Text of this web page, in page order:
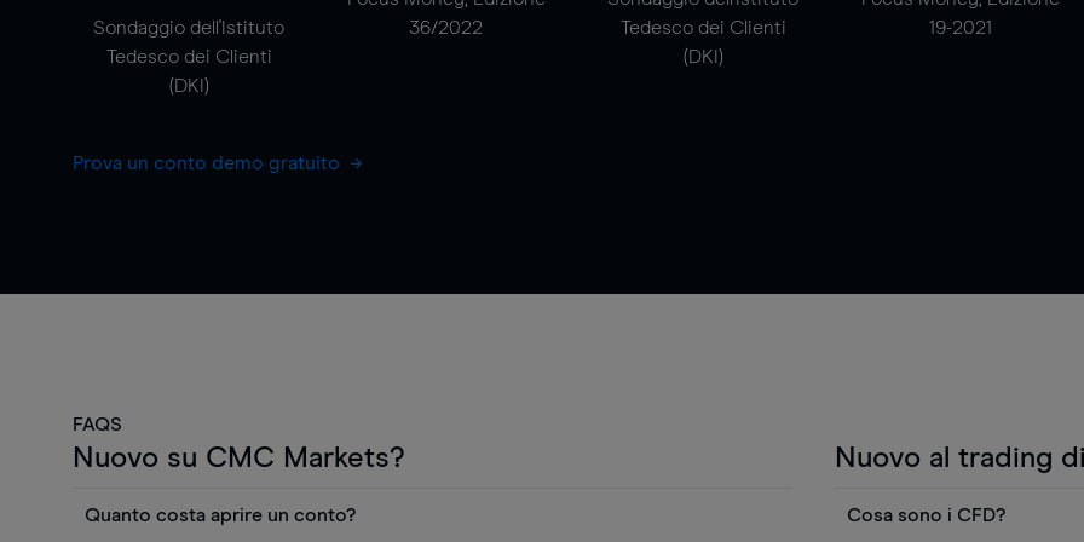
Sondaggio dell'Istituto
Tedesco dei Clienti
(DKI)
36/2022
Tedesco dei Clienti
(DKI)
19-2021
Prova un conto demo gratuito
FAQS
Nuovo su CMC Markets?
Quanto costa aprire un conto?
Nuovo al trading
Cosa sono i CFD?